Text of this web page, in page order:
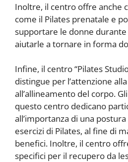
Inoltre, il centro offre anche
come il Pilates prenatale e
supportare le donne durante
aiutarle a tornare in forma
Infine, il centro “Pilates
distingue per l’attenzione
all’allineamento del corpo.
questo centro dedicano
all’importanza di una
esercizi di Pilates, al fine di
benefici. Inoltre, il centro
specifici per il recupero da